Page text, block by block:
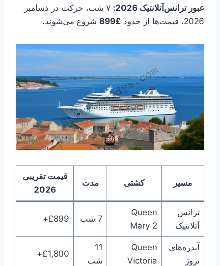
عبور ترانس‌آتلانتیک 2026:
۷ شب، حرکت در دسامبر
2026، قیمت‌ها از حدود
£899 شروع می‌شوند.
مسیر کشتی مدت
قیمت تقریبی
2026
ترانس
آتلانتیک
Queen
Mary 2
7 شب £899+
آبدره‌های
نروژ
Queen
Victoria
11
شب
£1,800+